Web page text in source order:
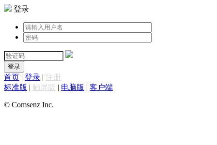
登录
登录
首页 | 登录 | 注册
标准版 | 触屏版 | 电脑版 | 客户端
© Comsenz Inc.